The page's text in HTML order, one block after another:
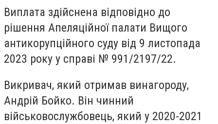
Виплата здійснена відповідно до
рішення Апеляційної палати Вищого
антикорупційного суду від 9 листопада
2023 року у справі № 991/2197/22.
Викривач, який отримав винагороду,
Андрій Бойко. Він чинний
військовослужбовець, який у 2020-2021